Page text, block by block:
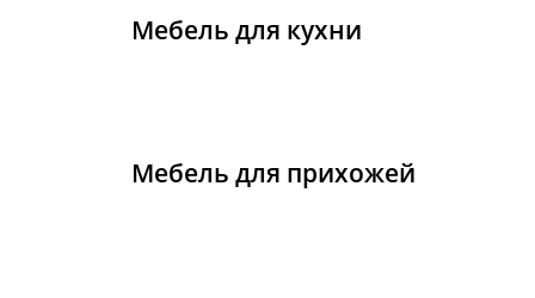
Мебель для кухни
Мебель для прихожей